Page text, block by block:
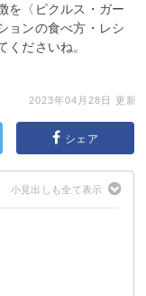
を〈ピクルス・ガー
ョンの食べ方・レシ
くださいね。
2023年04月28日 更新
シェア
ルス